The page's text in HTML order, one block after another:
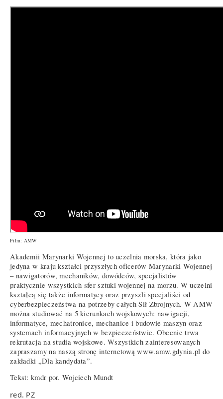
Film: AMW
Akademii Marynarki Wojennej to uczelnia morska, która jako
jedyna w kraju kształci przyszłych oficerów Marynarki Wojennej
– nawigatorów, mechaników, dowódców, specjalistów
praktycznie wszystkich sfer sztuki wojennej na morzu. W uczelni
kształcą się także informatycy oraz przyszli specjaliści od
cyberbezpieczeństwa na potrzeby całych Sił Zbrojnych. W AMW
można studiować na 5 kierunkach wojskowych: nawigacji,
informatyce, mechatronice, mechanice i budowie maszyn oraz
systemach informacyjnych w bezpieczeństwie. Obecnie trwa
rekrutacja na studia wojskowe. Wszystkich zainteresowanych
zapraszamy na naszą stronę internetową www.amw.gdynia.pl do
zakładki „Dla kandydata”.
Tekst: kmdr por. Wojciech Mundt
red. PZ